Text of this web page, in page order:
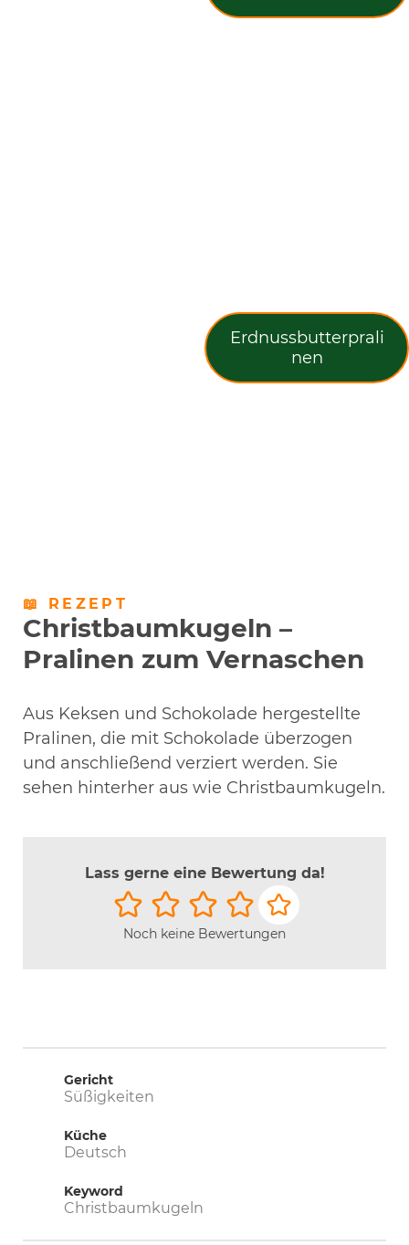
Erdnussbutterprali
nen
📖 REZEPT
Christbaumkugeln –
Pralinen zum Vernaschen
Aus Keksen und Schokolade hergestellte
Pralinen, die mit Schokolade überzogen
und anschließend verziert werden. Sie
sehen hinterher aus wie Christbaumkugeln.
Lass gerne eine Bewertung da!
Noch keine Bewertungen
Gericht
Süßigkeiten
Küche
Deutsch
Keyword
Christbaumkugeln